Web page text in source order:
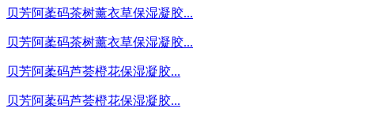
贝芳阿葇码茶树薰衣草保湿凝胶...
贝芳阿葇码茶树薰衣草保湿凝胶...
贝芳阿葇码芦荟橙花保湿凝胶...
贝芳阿葇码芦荟橙花保湿凝胶...